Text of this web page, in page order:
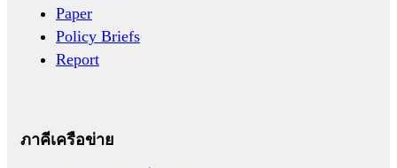
Paper
Policy Briefs
Report
ภาคีเครือข่าย